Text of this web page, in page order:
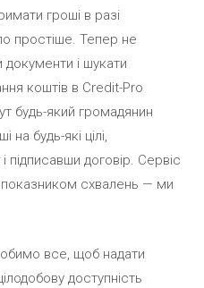
гроші в разі
простіше. Тепер не
документи і шукати
коштів в Credit-Pro
будь-який громадянин
будь-які цілі,
підписавши договір. Сервіс
схвалень — ми
все, щоб надати
доступність